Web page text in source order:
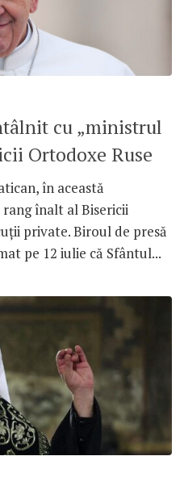
cu „ministrul
Ortodoxe Ruse
în această
înalt al Bisericii
private. Biroul de presă
pe 12 iulie că Sfântul...